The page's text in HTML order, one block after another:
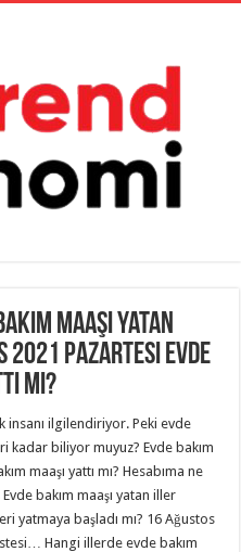
Maaşı Yatan
Pazartesi Evde
Mı?
insanı ilgilendiriyor. Peki evde
kadar biliyor muyuz? Evde bakım
maaşı yattı mı? Hesabıma ne
bakım maaşı yatan iller
yatmaya başladı mı? 16 Ağustos
Hangi illerde evde bakım